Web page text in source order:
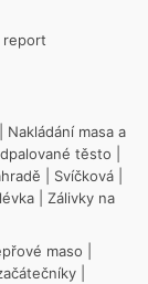
report
Nakládání masa a
těsto
Svíčková
Zálivky na
maso